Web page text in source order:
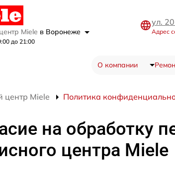
Miele в Воронеже
до 21:00
ул.
Адрес
О компании
центр Miele Политика
на обработку
центра Miele